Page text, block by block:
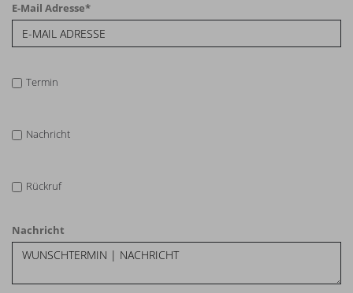
E-Mail Adresse*
Termin
Nachricht
Rückruf
Nachricht